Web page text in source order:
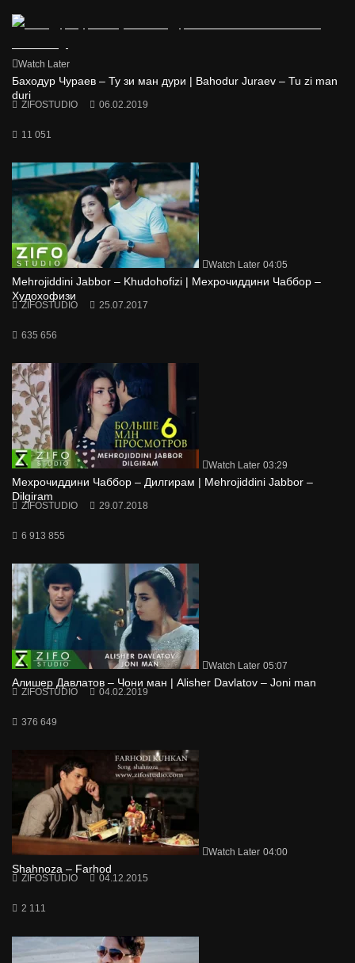
Watch Later
Баходур Чураев – Ту зи ман дури | Bahodur Juraev – Tu zi man
duri
ZIFOSTUDIO 06.02.2019
11 051
Watch Later 04:05
Mehrojiddini Jabbor – Khudohofizi | Мехрочиддини Чаббор –
Худохофизи
ZIFOSTUDIO 25.07.2017
635 656
Watch Later 03:29
Мехрочиддини Чаббор – Дилгирам | Mehrojiddini Jabbor –
Dilgiram
ZIFOSTUDIO 29.07.2018
6 913 855
Watch Later 05:07
Алишер Давлатов – Чони ман | Alisher Davlatov – Joni man
ZIFOSTUDIO 04.02.2019
376 649
Watch Later 04:00
Shahnoza – Farhod
ZIFOSTUDIO 04.12.2015
2 111